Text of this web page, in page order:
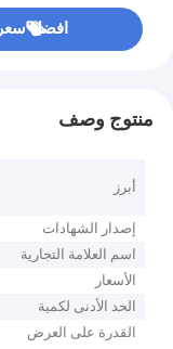
افضل سعر
منتوج وصف
أبرز
إصدار الشهادات
اسم العلامة التجارية
الأسعار
الحد الأدنى لكمية
القدرة على العرض